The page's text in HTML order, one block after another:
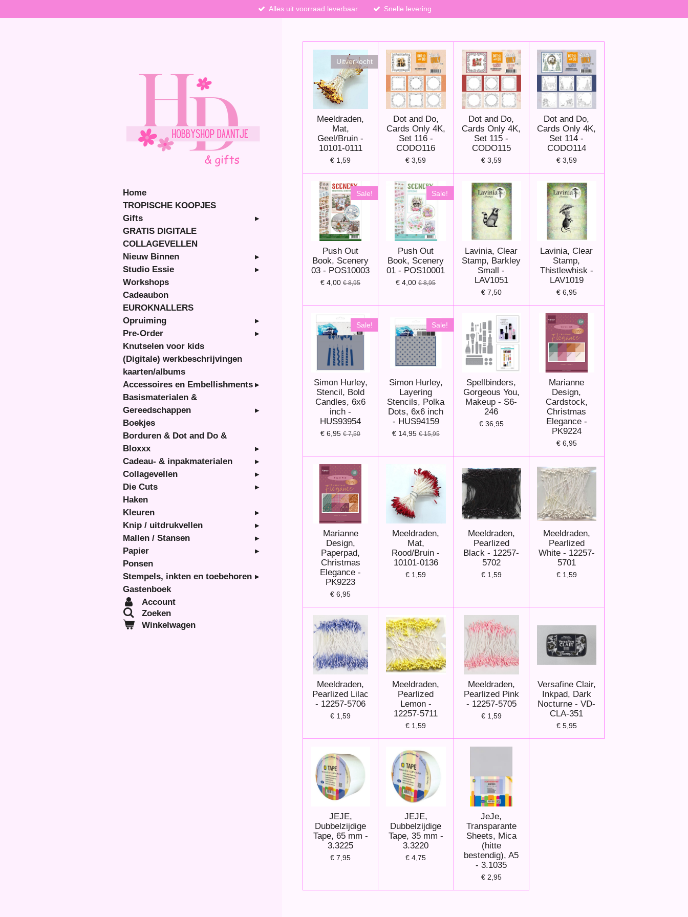
direct
Alles uit voorraad leverbaar Snelle levering
Uitverkocht
Meeldraden,
Mat,
Geel/Bruin -
10101-0111
€ 1,59
Dot and Do,
Cards Only 4K,
Set 116 -
CODO116
€ 3,59
Dot and Do,
Cards Only 4K,
Set 115 -
CODO115
€ 3,59
Dot and Do,
Cards Only 4K,
Set 114 -
CODO114
€ 3,59
Sale!
Push Out
Book, Scenery
03 - POS10003
€ 4,00 € 8,95
Sale!
Push Out
Book, Scenery
01 - POS10001
€ 4,00 € 8,95
Lavinia, Clear
Stamp, Barkley
Small -
LAV1051
€ 7,50
Lavinia, Clear
Stamp,
Thistlewhisk -
LAV1019
€ 6,95
Sale!
Simon Hurley,
Stencil, Bold
Candles, 6x6
inch -
HUS93954
€ 6,95 € 7,50
Sale!
Simon Hurley,
Layering
Stencils, Polka
Dots, 6x6 inch
- HUS94159
€ 14,95 € 15,95
Spellbinders,
Gorgeous You,
Makeup - S6-
246
€ 36,95
Marianne
Design,
Cardstock,
Christmas
Elegance -
PK9224
€ 6,95
Marianne
Design,
Paperpad,
Christmas
Elegance -
PK9223
€ 6,95
Meeldraden,
Mat,
Rood/Bruin -
10101-0136
€ 1,59
Meeldraden,
Pearlized
Black - 12257-
5702
€ 1,59
Meeldraden,
Pearlized
White - 12257-
5701
€ 1,59
Meeldraden,
Pearlized Lilac
- 12257-5706
€ 1,59
Meeldraden,
Pearlized
Lemon -
12257-5711
€ 1,59
Meeldraden,
Pearlized Pink
- 12257-5705
€ 1,59
Versafine Clair,
Inkpad, Dark
Nocturne - VD-
CLA-351
€ 5,95
JEJE,
Dubbelzijdige
Tape, 65 mm -
3.3225
€ 7,95
JEJE,
Dubbelzijdige
Tape, 35 mm -
3.3220
€ 4,75
JeJe,
Transparante
Sheets, Mica
(hitte
bestendig), A5
- 3.1035
€ 2,95
Home
TROPISCHE KOOPJES
Gifts
GRATIS DIGITALE
COLLAGEVELLEN
Nieuw Binnen
Studio Essie
Workshops
Cadeaubon
EUROKNALLERS
Opruiming
Pre-Order
Knutselen voor kids
(Digitale) werkbeschrijvingen
kaarten/albums
Accessoires en Embellishments
Basismaterialen &
Gereedschappen
Boekjes
Borduren & Dot and Do &
Bloxxx
Cadeau- & inpakmaterialen
Collagevellen
Die Cuts
Haken
Kleuren
Knip / uitdrukvellen
Mallen / Stansen
Papier
Ponsen
Stempels, inkten en toebehoren
Gastenboek
Account
Zoeken
Winkelwagen